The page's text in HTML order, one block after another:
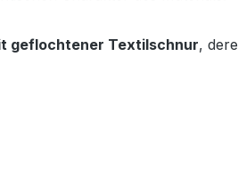
geflochtener Textilschnur,